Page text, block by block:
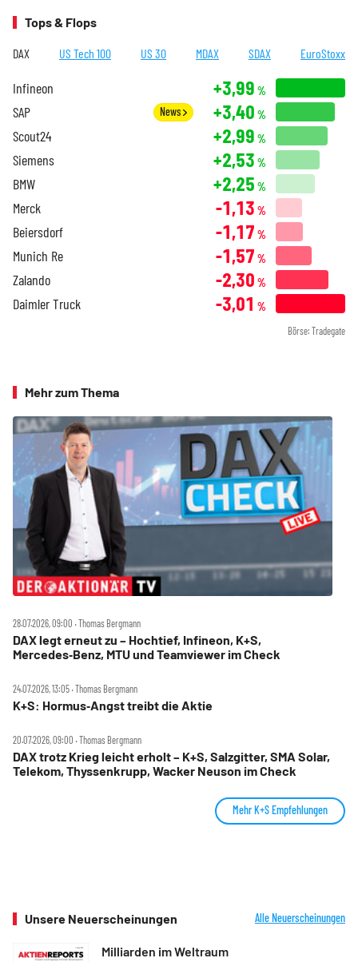
Tops & Flops
DAX US Tech 100 US 30 MDAX SDAX EuroStoxx
Infineon +3,99 %
SAP News +3,40 %
Scout24 +2,99 %
Siemens +2,53 %
BMW +2,25 %
Merck -1,13 %
Beiersdorf -1,17 %
Munich Re -1,57 %
Zalando -2,30 %
Daimler Truck -3,01 %
Börse: Tradegate
Mehr zum Thema
28.07.2026, 09:00 ‧ Thomas Bergmann
DAX legt erneut zu – Hochtief, Infineon, K+S,
Mercedes‑Benz, MTU und Teamviewer im Check
24.07.2026, 13:05 ‧ Thomas Bergmann
K+S: Hormus‑Angst treibt die Aktie
20.07.2026, 09:00 ‧ Thomas Bergmann
DAX trotz Krieg leicht erholt – K+S, Salzgitter, SMA Solar,
Telekom, Thyssenkrupp, Wacker Neuson im Check
Mehr K+S Empfehlungen
Unsere Neuerscheinungen Alle Neuerscheinungen
Milliarden im Weltraum